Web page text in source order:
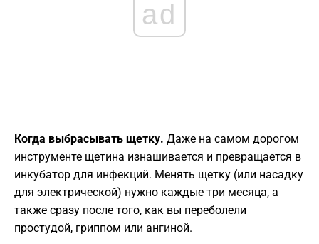
ad
Когда выбрасывать щетку. Даже на самом дорогом
инструменте щетина изнашивается и превращается в
инкубатор для инфекций. Менять щетку (или насадку
для электрической) нужно каждые три месяца, а
также сразу после того, как вы переболели
простудой, гриппом или ангиной.